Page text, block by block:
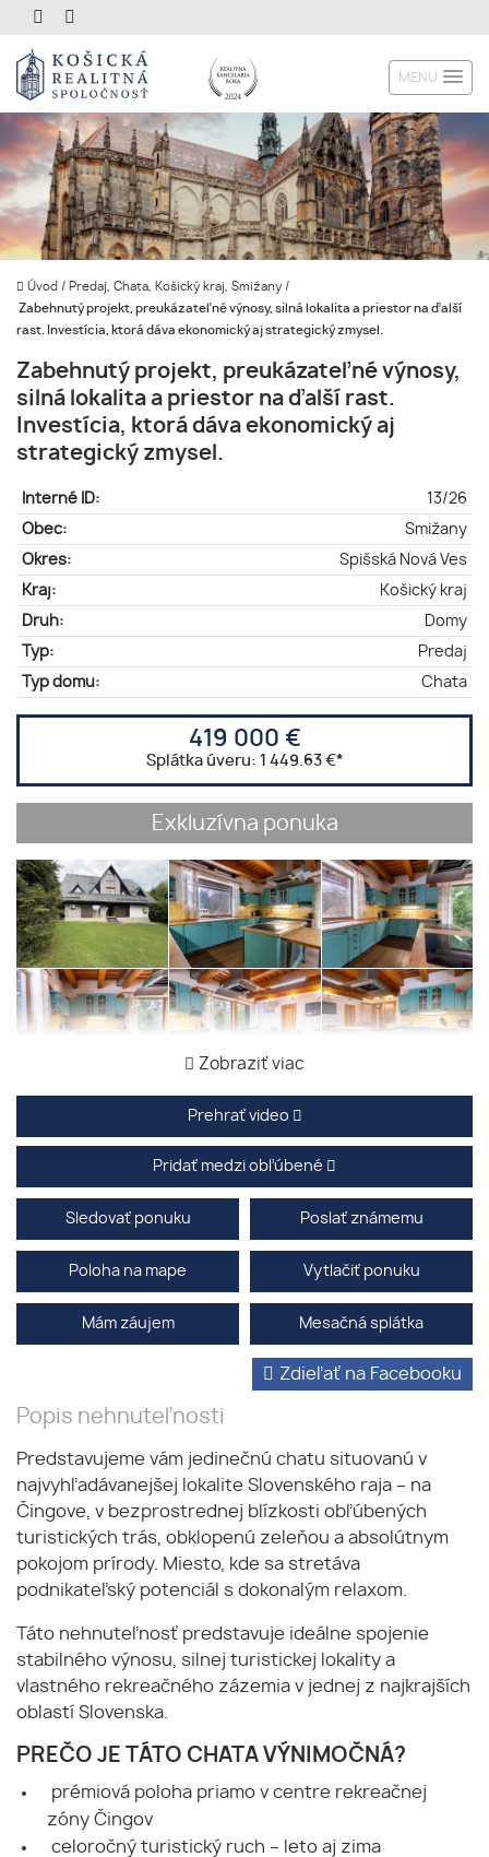
MENU
Úvod / Predaj, Chata, Košický kraj, Smižany /
Zabehnutý projekt, preukázateľné výnosy, silná lokalita a priestor na ďalší
rast. Investícia, ktorá dáva ekonomický aj strategický zmysel.
Zabehnutý projekt, preukázateľné výnosy,
silná lokalita a priestor na ďalší rast.
Investícia, ktorá dáva ekonomický aj
strategický zmysel.
Interné ID:
13/26
Obec:
Smižany
Okres:
Spišská Nová Ves
Kraj:
Košický kraj
Druh:
Domy
Typ:
Predaj
Typ domu:
Chata
419 000 €
Splátka úveru: 1 449.63 €*
Exkluzívna ponuka
Zobraziť viac
Prehrať video
Pridať medzi obľúbené
Sledovať ponuku Poslať známemu
Poloha na mape Vytlačiť ponuku
Mám záujem Mesačná splátka
Popis nehnuteľnosti
Zdieľať na Facebooku
Predstavujeme vám jedinečnú chatu situovanú v
najvyhľadávanejšej lokalite Slovenského raja – na
Čingove, v bezprostrednej blízkosti obľúbených
turistických trás, obklopenú zeleňou a absolútnym
pokojom prírody. Miesto, kde sa stretáva
podnikateľský potenciál s dokonalým relaxom.
Táto nehnuteľnosť predstavuje ideálne spojenie
stabilného výnosu, silnej turistickej lokality a
vlastného rekreačného zázemia v jednej z najkrajších
oblastí Slovenska.
PREČO JE TÁTO CHATA VÝNIMOČNÁ?
prémiová poloha priamo v centre rekreačnej
zóny Čingov
celoročný turistický ruch – leto aj zima